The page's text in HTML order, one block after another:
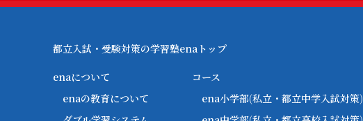
都立入試・受験対策の学習塾enaトップ
enaについて
enaの教育について
コース
ena小学部(私立・都立中学入試対策)